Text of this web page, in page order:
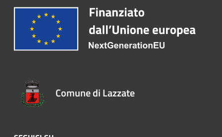
Comune di Lazzate